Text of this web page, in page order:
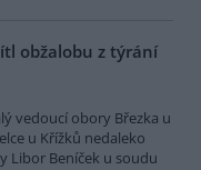
obžalobu z týrání
vedoucí obory Březka u
u Křížků nedaleko
Libor Beníček u soudu